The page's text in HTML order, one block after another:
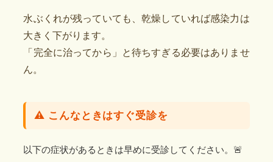
水ぶくれが残っていても、乾燥していれば感染力は
大きく下がります。
「完全に治ってから」と待ちすぎる必要はありませ
ん。
⚠️ こんなときはすぐ受診を
以下の症状があるときは早めに受診してください。🚨